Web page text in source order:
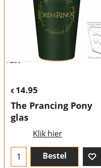
€ 14.95
The Prancing Pony
glas
Klik hier
Bestel